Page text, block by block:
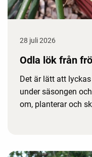
28 juli 2026
Odla lök från
Det är lätt att
under säsongen
om, planterar och